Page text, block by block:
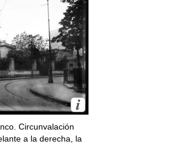
Circunvalación
a la derecha, la